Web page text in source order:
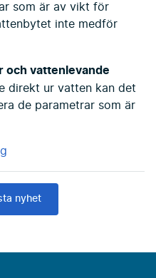
som är av vikt för
inte medför
och vattenlevande
direkt ur vatten kan det
de parametrar som är
nyhet